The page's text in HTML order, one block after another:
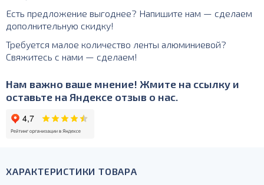
Есть предложение выгоднее? Напишите нам — сделаем
дополнительную скидку!
Требуется малое количество ленты алюминиевой?
Свяжитесь с нами — сделаем!
Нам важно ваше мнение! Жмите на ссылку и
оставьте на Яндексе отзыв о нас.
ХАРАКТЕРИСТИКИ ТОВАРА